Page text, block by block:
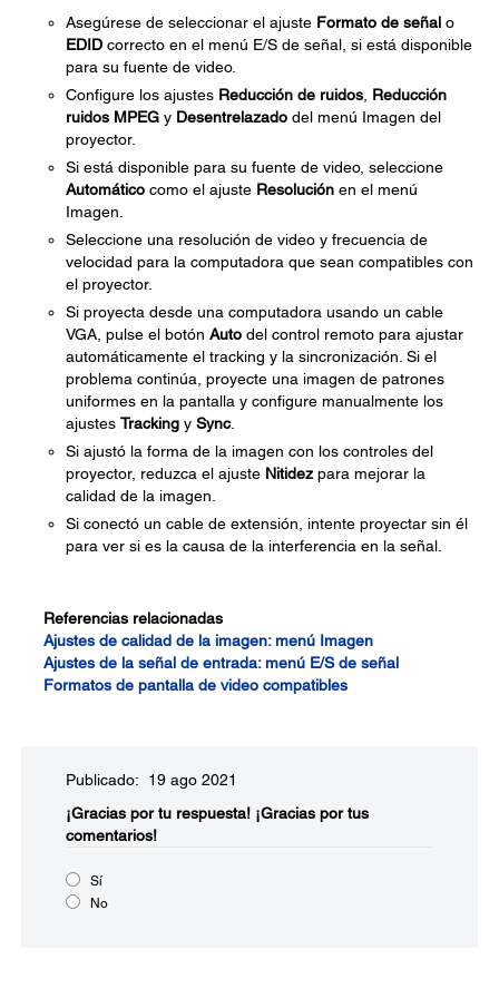
Asegúrese de seleccionar el ajuste Formato de señal o
EDID correcto en el menú E/S de señal, si está disponible
para su fuente de video.
Configure los ajustes Reducción de ruidos Reducción
ruidos MPEG y Desentrelazado del menú Imagen del
proyector.
Si está disponible para su fuente de video, seleccione
Automático como el ajuste Resolución en el menú
Imagen.
Seleccione una resolución de video y frecuencia de
velocidad para la computadora que sean compatibles con
el proyector.
Si proyecta desde una computadora usando un cable
VGA, pulse el botón Auto del control remoto para ajustar
automáticamente el tracking y la sincronización. Si el
problema continúa, proyecte una imagen de patrones
uniformes en la pantalla y configure manualmente los
ajustes Tracking y Sync.
Si ajustó la forma de la imagen con los controles del
proyector, reduzca el ajuste Nitidez para mejorar la
calidad de la imagen.
Si conectó un cable de extensión, intente proyectar sin él
para ver si es la causa de la interferencia en la señal.
Referencias relacionadas
Ajustes de calidad de la imagen: menú Imagen
Ajustes de la señal de entrada: menú E/S de señal
Formatos de pantalla de video compatibles
Publicado: 19 ago 2021
¡Gracias por tu respuesta! ¡Gracias por tus
comentarios!
Sí
No